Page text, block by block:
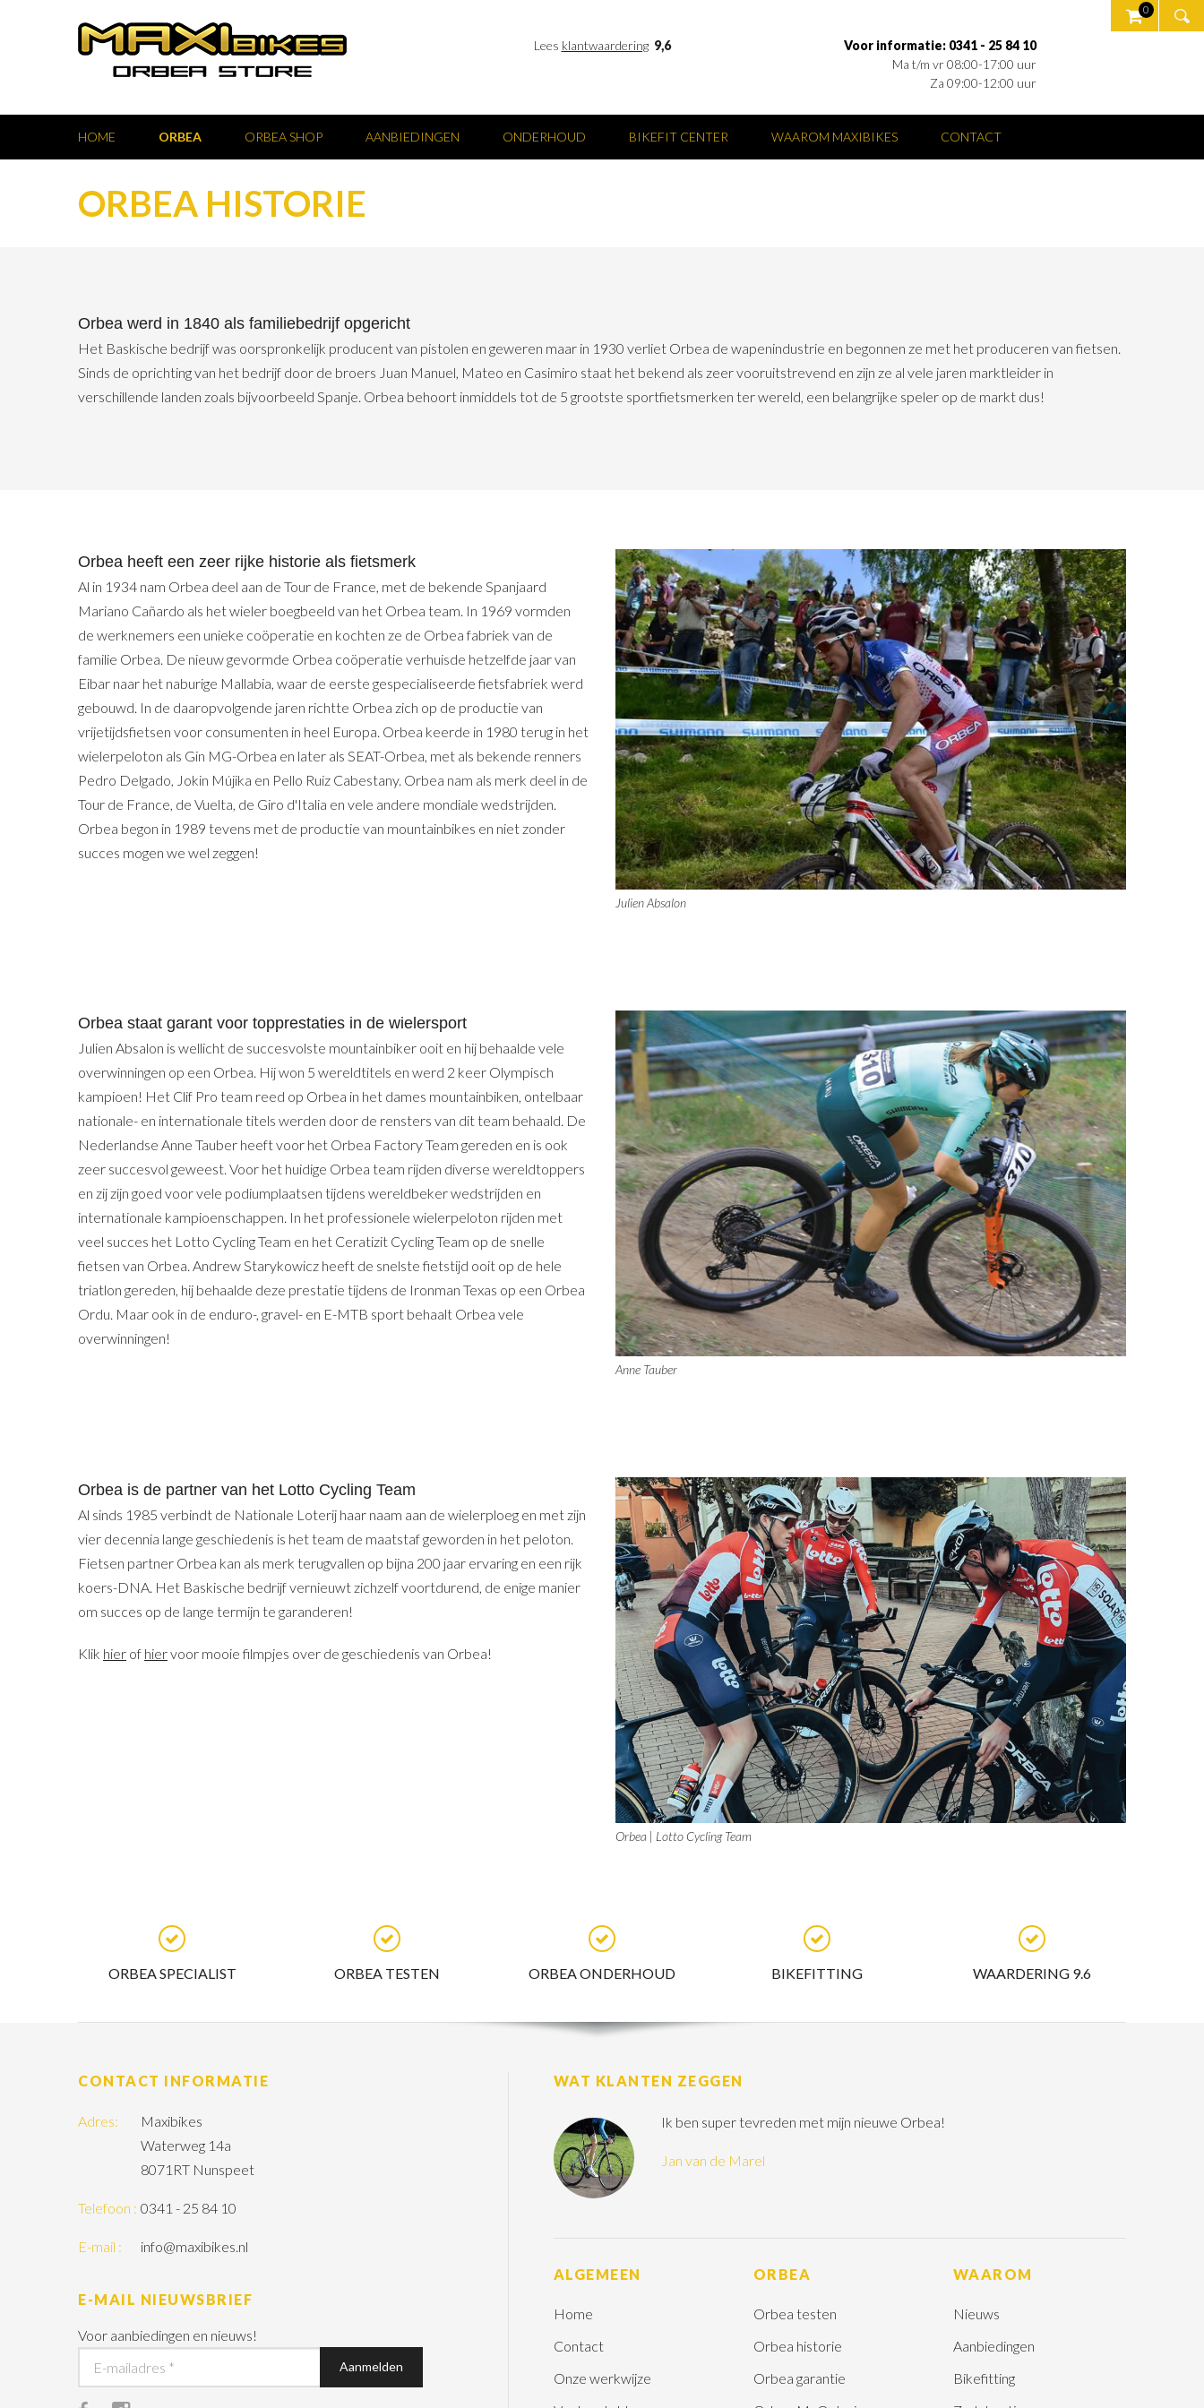
Lees klantwaardering 9,6
Voor informatie: 0341 - 25 84 10
Ma t/m vr 08:00-17:00 uur
Za 09:00-12:00 uur
0
HOME ORBEA ORBEA SHOP AANBIEDINGEN ONDERHOUD BIKEFIT CENTER WAAROM MAXIBIKES CONTACT
ORBEA HISTORIE
Orbea werd in 1840 als familiebedrijf opgericht
Het Baskische bedrijf was oorspronkelijk producent van pistolen en geweren maar in 1930 verliet Orbea de wapenindustrie en begonnen ze met het produceren van fietsen.
Sinds de oprichting van het bedrijf door de broers Juan Manuel, Mateo en Casimiro staat het bekend als zeer vooruitstrevend en zijn ze al vele jaren marktleider in
verschillende landen zoals bijvoorbeeld Spanje. Orbea behoort inmiddels tot de 5 grootste sportfietsmerken ter wereld, een belangrijke speler op de markt dus!
Orbea heeft een zeer rijke historie als fietsmerk
Al in 1934 nam Orbea deel aan de Tour de France, met de bekende Spanjaard
Mariano Cañardo als het wieler boegbeeld van het Orbea team. In 1969 vormden
de werknemers een unieke coöperatie en kochten ze de Orbea fabriek van de
familie Orbea. De nieuw gevormde Orbea coöperatie verhuisde hetzelfde jaar van
Eibar naar het naburige Mallabia, waar de eerste gespecialiseerde fietsfabriek werd
gebouwd. In de daaropvolgende jaren richtte Orbea zich op de productie van
vrijetijdsfietsen voor consumenten in heel Europa. Orbea keerde in 1980 terug in het
wielerpeloton als Gin MG-Orbea en later als SEAT-Orbea, met als bekende renners
Pedro Delgado, Jokin Mújika en Pello Ruiz Cabestany. Orbea nam als merk deel in de
Tour de France, de Vuelta, de Giro d'Italia en vele andere mondiale wedstrijden.
Orbea begon in 1989 tevens met de productie van mountainbikes en niet zonder
succes mogen we wel zeggen!
Julien Absalon
Orbea staat garant voor topprestaties in de wielersport
Julien Absalon is wellicht de succesvolste mountainbiker ooit en hij behaalde vele
overwinningen op een Orbea. Hij won 5 wereldtitels en werd 2 keer Olympisch
kampioen! Het Clif Pro team reed op Orbea in het dames mountainbiken, ontelbaar
nationale- en internationale titels werden door de rensters van dit team behaald. De
Nederlandse Anne Tauber heeft voor het Orbea Factory Team gereden en is ook
zeer succesvol geweest. Voor het huidige Orbea team rijden diverse wereldtoppers
en zij zijn goed voor vele podiumplaatsen tijdens wereldbeker wedstrijden en
internationale kampioenschappen. In het professionele wielerpeloton rijden met
veel succes het Lotto Cycling Team en het Ceratizit Cycling Team op de snelle
fietsen van Orbea. Andrew Starykowicz heeft de snelste fietstijd ooit op de hele
triatlon gereden, hij behaalde deze prestatie tijdens de Ironman Texas op een Orbea
Ordu. Maar ook in de enduro-, gravel- en E-MTB sport behaalt Orbea vele
overwinningen!
Anne Tauber
Orbea is de partner van het Lotto Cycling Team
Al sinds 1985 verbindt de Nationale Loterij haar naam aan de wielerploeg en met zijn
vier decennia lange geschiedenis is het team de maatstaf geworden in het peloton.
Fietsen partner Orbea kan als merk terugvallen op bijna 200 jaar ervaring en een rijk
koers-DNA. Het Baskische bedrijf vernieuwt zichzelf voortdurend, de enige manier
om succes op de lange termijn te garanderen!
Klik hier of hiervoor mooie filmpjes over de geschiedenis van Orbea!
Orbea | Lotto Cycling Team
ORBEA SPECIALIST ORBEA TESTEN ORBEA ONDERHOUD BIKEFITTING WAARDERING 9.6
CONTACT INFORMATIE
Adres:
Maxibikes
Waterweg 14a
8071RT Nunspeet
Telefoon : 0341 - 25 84 10
E-mail : info@maxibikes.nl
E-MAIL NIEUWSBRIEF
Voor aanbiedingen en nieuws!
WAT KLANTEN ZEGGEN
Ik ben super tevreden met mijn nieuwe Orbea!
Jan van de Marel
ALGEMEEN
Home
Contact
Onze werkwijze
ORBEA
Orbea testen
Orbea historie
Orbea garantie
WAAROM
Nieuws
Aanbiedingen
Bikefitting